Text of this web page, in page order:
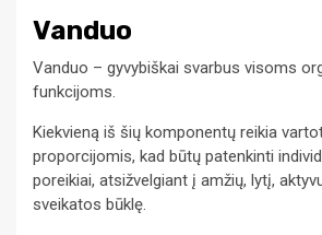
Vanduo
Vanduo – gyvybiškai svarbus visoms
funkcijoms.
Kiekvieną iš šių komponentų reikia
proporcijomis, kad būtų patenkinti
poreikiai, atsižvelgiant į amžių, lytį,
sveikatos būklę.